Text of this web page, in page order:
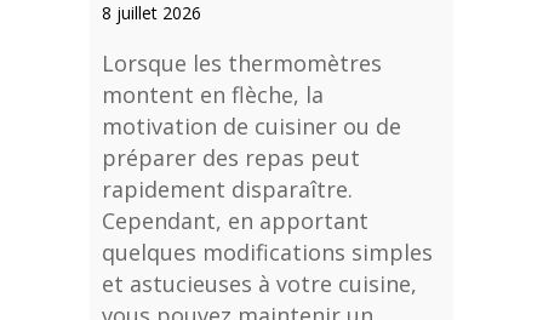
8 juillet 2026
Lorsque les thermomètres
montent en flèche, la
motivation de cuisiner ou de
préparer des repas peut
rapidement disparaître.
Cependant, en apportant
quelques modifications simples
et astucieuses à votre cuisine,